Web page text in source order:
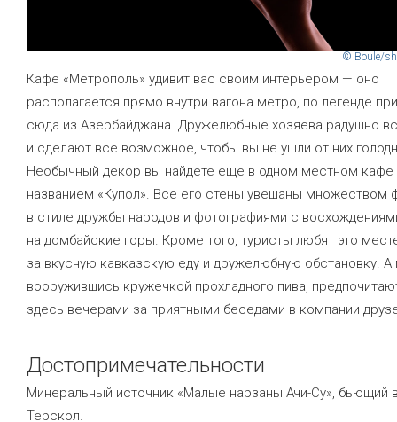
© Boule/
Кафе «Метрополь» удивит вас своим интерьером — оно
располагается прямо внутри вагона метро, по легенде
сюда из Азербайджана. Дружелюбные хозяева радушно
и сделают все возможное, чтобы вы не ушли от них
Необычный декор вы найдете еще в одном местном кафе
названием «Купол». Все его стены увешаны множеством
в стиле дружбы народов и фотографиями с
на домбайские горы. Кроме того, туристы любят это
за вкусную кавказскую еду и дружелюбную обстановку.
вооружившись кружечкой прохладного пива,
здесь вечерами за приятными беседами в компании
Достопримечательности
Минеральный источник «Малые нарзаны Ачи-Су», бьющий
Терскол.